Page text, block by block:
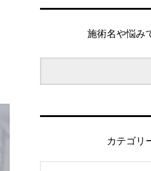
施術名や悩み
カテゴリ